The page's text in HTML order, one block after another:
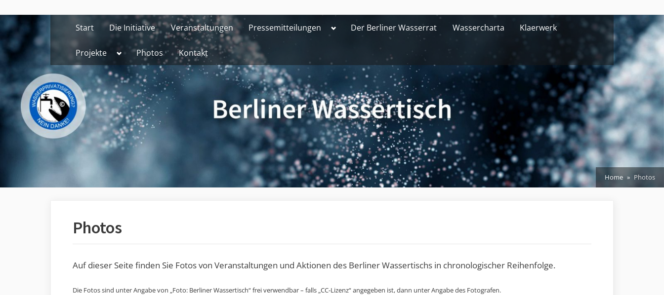
to
content
Start Die Initiative Veranstaltungen Pressemitteilungen ToggleDer Berliner Wasserrat Wassercharta Klaerwerk
Projekte Toggle
menu
Photos Kontakt
Home Photos
Photos
Auf dieser Seite finden Sie Fotos von Veranstaltungen und Aktionen des Berliner Wassertischs in chronologischer Reihenfolge.
Die Fotos sind unter Angabe von „Foto: Berliner Wassertisch“ frei verwendbar – falls „CC-Lizenz“ angegeben ist, dann unter Angabe des Fotografen.